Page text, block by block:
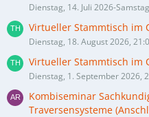
Dienstag, 14. Juli 2026-
Virtueller Stammtisch im
Dienstag, 18. August 2026,
Virtueller Stammtisch im
Dienstag, 1. September 2026,
Kombiseminar
Traversensysteme